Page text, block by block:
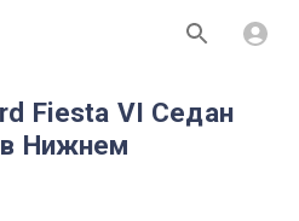
Fiesta VI Седан
Нижнем